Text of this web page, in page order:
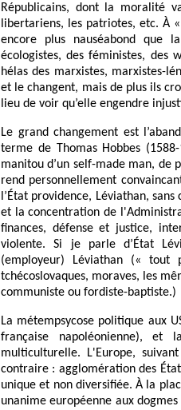
Républicains, dont la moralité
libertariens, les patriotes, etc. À
encore plus nauséabond que
écologistes, des féministes, des
hélas des marxistes, marxistes-
et le changent, mais de plus ils
lieu de voir qu’elle engendre
Le grand changement est
terme de Thomas Hobbes
manitou d’un self-made man, de
rend personnellement
l’État providence, Léviathan,
et la concentration de
finances, défense et justice,
violente. Si je parle d’État
(employeur) Léviathan («
tchécoslovaques, moraves, les
communiste ou fordiste-baptiste.)
La métempsycose politique aux
française napoléonienne), et
multiculturelle. L'Europe,
contraire : agglomération des
unique et non diversifiée. À la
unanime européenne aux